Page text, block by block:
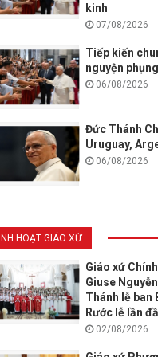
kinh
07/08/2026
Tiếp kiến
nguyện
06/08/2026
Đức Thánh
Uruguay,
06/08/2026
HOẠT GIÁO XỨ
Giáo xứ
Giuse
Thánh lễ ban
Rước lễ lần
02/08/2026